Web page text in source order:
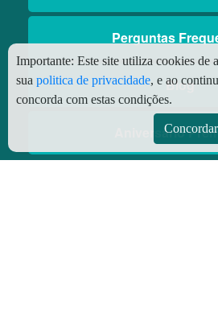
Perguntas
Blog
Aniversário
Importante: Este site utiliza cookies de
sua politica de privacidade, e ao
concorda com estas condições.